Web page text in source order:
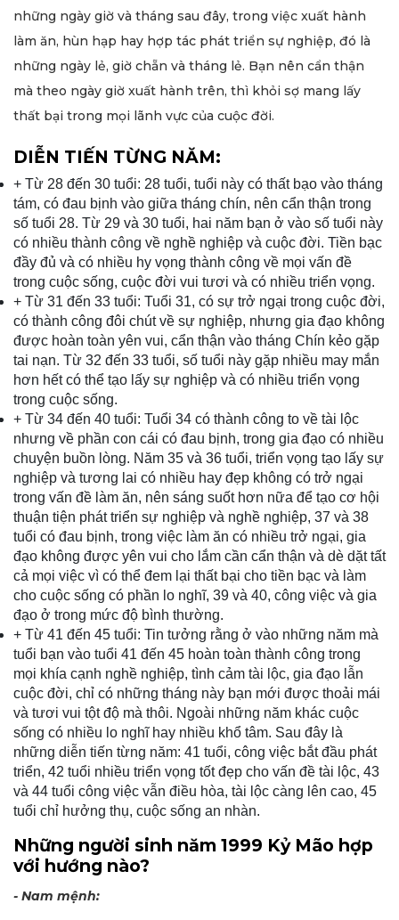
những ngày giờ và tháng sau đây, trong việc xuất hành
làm ăn, hùn hạp hay hợp tác phát triển sự nghiệp, đó là
những ngày lẻ, giờ chẵn và tháng lẻ. Bạn nên cẩn thận
mà theo ngày giờ xuất hành trên, thì khỏi sợ mang lấy
thất bại trong mọi lãnh vực của cuộc đời.
DIỄN TIẾN TỪNG NĂM:
+ Từ 28 đến 30 tuổi: 28 tuổi, tuổi này có thất bạo vào tháng
tám, có đau bịnh vào giữa tháng chín, nên cẩn thận trong
số tuổi 28. Từ 29 và 30 tuổi, hai năm bạn ở vào số tuổi này
có nhiều thành công về nghề nghiệp và cuộc đời. Tiền bạc
đầy đủ và có nhiều hy vọng thành công về mọi vấn đề
trong cuộc sống, cuộc đời vui tươi và có nhiều triển vọng.
+ Từ 31 đến 33 tuổi: Tuổi 31, có sự trở ngại trong cuộc đời,
có thành công đôi chút về sự nghiệp, nhưng gia đạo không
được hoàn toàn yên vui, cẩn thận vào tháng Chín kẻo gặp
tai nạn. Từ 32 đến 33 tuổi, số tuổi này gặp nhiều may mắn
hơn hết có thể tạo lấy sự nghiệp và có nhiều triển vọng
trong cuộc sống.
+ Từ 34 đến 40 tuổi: Tuổi 34 có thành công to về tài lộc
nhưng về phần con cái có đau bịnh, trong gia đạo có nhiều
chuyện buồn lòng. Năm 35 và 36 tuổi, triển vọng tạo lấy sự
nghiệp và tương lai có nhiều hay đẹp không có trở ngại
trong vấn đề làm ăn, nên sáng suốt hơn nữa để tạo cơ hội
thuận tiện phát triển sự nghiệp và nghề nghiệp, 37 và 38
tuổi có đau bịnh, trong việc làm ăn có nhiều trở ngại, gia
đạo không được yên vui cho lắm cần cẩn thận và dè dặt tất
cả mọi việc vì có thể đem lại thất bại cho tiền bạc và làm
cho cuộc sống có phần lo nghĩ, 39 và 40, công việc và gia
đạo ở trong mức độ bình thường.
+ Từ 41 đến 45 tuổi: Tin tưởng rằng ở vào những năm mà
tuổi bạn vào tuổi 41 đến 45 hoàn toàn thành công trong
mọi khía cạnh nghề nghiệp, tình cảm tài lộc, gia đạo lẫn
cuộc đời, chỉ có những tháng này bạn mới được thoải mái
và tươi vui tột độ mà thôi. Ngoài những năm khác cuộc
sống có nhiều lo nghĩ hay nhiều khổ tâm. Sau đây là
những diễn tiến từng năm: 41 tuổi, công việc bắt đầu phát
triển, 42 tuổi nhiều triển vọng tốt đẹp cho vấn đề tài lộc, 43
và 44 tuổi công việc vẫn điều hòa, tài lộc càng lên cao, 45
tuổi chỉ hưởng thụ, cuộc sống an nhàn.
Những người sinh năm 1999 Kỷ Mão hợp
với hướng nào?
- Nam mệnh: